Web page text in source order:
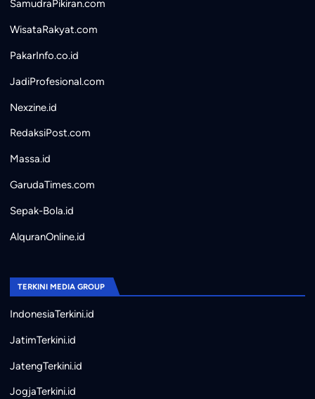
SamudraPikiran.com
WisataRakyat.com
PakarInfo.co.id
JadiProfesional.com
Nexzine.id
RedaksiPost.com
Massa.id
GarudaTimes.com
Sepak-Bola.id
AlquranOnline.id
TERKINI MEDIA GROUP
IndonesiaTerkini.id
JatimTerkini.id
JatengTerkini.id
JogjaTerkini.id